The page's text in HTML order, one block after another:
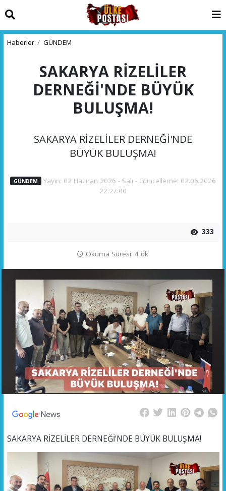
Haberler GÜNDEM
SAKARYA RİZELİLER
DERNEĞİ'NDE BÜYÜK
BULUŞMA!
SAKARYA RİZELİLER DERNEĞİ'NDE
BÜYÜK BULUŞMA!
GÜNDEM Yayın: 02 Haziran 2026 - Salı - Güncelleme: 02.06.2026
22:27:00
333
Okuma Süresi: 4 dk.
SAKARYA RİZELİLER DERNEĞİ'NDE BÜYÜK BULUŞMA!